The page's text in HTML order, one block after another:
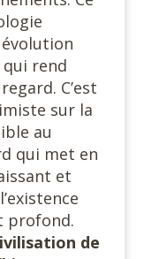
évolution
rend
C’est
sur la
au
qui met en
et
profond.
de